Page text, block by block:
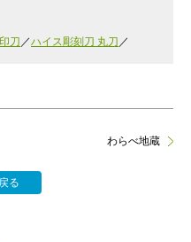
刀 ハイス彫刻刀 丸刀
る
わらべ地蔵